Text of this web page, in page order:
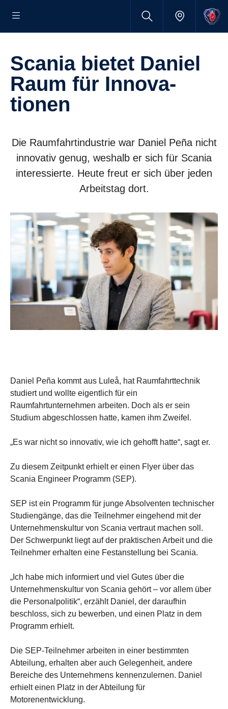
Scania bietet Daniel
Raum für Innova­
tionen
Die Raumfahrtindustrie war Daniel Peña nicht
innovativ genug, weshalb er sich für Scania
interessierte. Heute freut er sich über jeden
Arbeitstag dort.
Daniel Peña kommt aus Luleå, hat Raumfahrttechnik
studiert und wollte eigentlich für ein
Raumfahrtunternehmen arbeiten. Doch als er sein
Studium abgeschlossen hatte, kamen ihm Zweifel.
„Es war nicht so innovativ, wie ich gehofft hatte“, sagt er.
Zu diesem Zeitpunkt erhielt er einen Flyer über das
Scania Engineer Programm (SEP).
SEP ist ein Programm für junge Absolventen technischer
Studiengänge, das die Teilnehmer eingehend mit der
Unternehmenskultur von Scania vertraut machen soll.
Der Schwerpunkt liegt auf der praktischen Arbeit und die
Teilnehmer erhalten eine Festanstellung bei Scania.
„Ich habe mich informiert und viel Gutes über die
Unternehmenskultur von Scania gehört – vor allem über
die Personalpolitik“, erzählt Daniel, der daraufhin
beschloss, sich zu bewerben, und einen Platz in dem
Programm erhielt.
Die SEP-Teilnehmer arbeiten in einer bestimmten
Abteilung, erhalten aber auch Gelegenheit, andere
Bereiche des Unternehmens kennenzulernen. Daniel
erhielt einen Platz in der Abteilung für
Motorenentwicklung.